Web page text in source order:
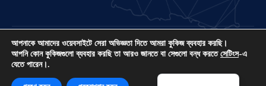
লাভ ফ্রান্স হল আন্তর্জাতিক প্রার্থনা সংযোগের একটি প্রকল্প, একটি US 501
© ২০২৬। সর্বস্বত্ব সংরক্ষিত। সাইটটি তৈরি করেছেন
আইপিসি মিডিয়া
আপনাকে আমাদের ওয়েবসাইটে সেরা অভিজ্ঞতা দিতে আমরা কুকিজ ব্যবহার করছি।
আপনি কোন কুকিজগুলো ব্যবহার করছি তা আরও জানতে বা সেগুলো বন্ধ করতেসেটিংস-এ
যেতে পারেন।.
Afrikaans
Arabic